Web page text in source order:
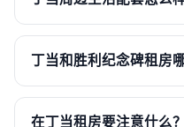
丁当和胜利纪念碑租房
在丁当租房要注意什么？